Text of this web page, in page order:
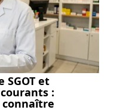
SGOT et
: